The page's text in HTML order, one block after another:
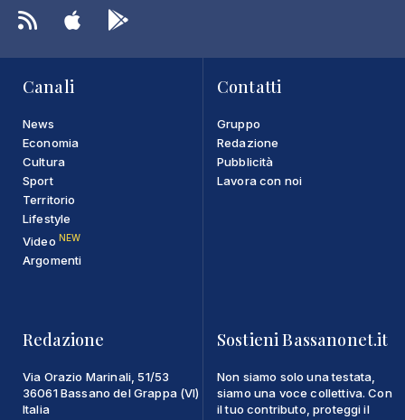
Canali
News
Economia
Cultura
Sport
Territorio
Lifestyle
Video NEW
Argomenti
Contatti
Gruppo
Redazione
Pubblicità
Lavora con noi
Redazione
Via Orazio Marinali, 51/53
36061 Bassano del Grappa (VI)
Italia
Sostieni Bassanonet.it
Non siamo solo una testata,
siamo una voce collettiva. Con
il tuo contributo, proteggi il